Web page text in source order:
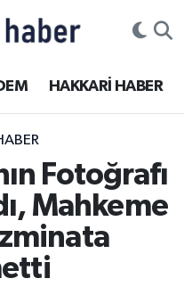
HAKKARİ HABER
Fotoğrafı
Mahkeme
ve Fikstür